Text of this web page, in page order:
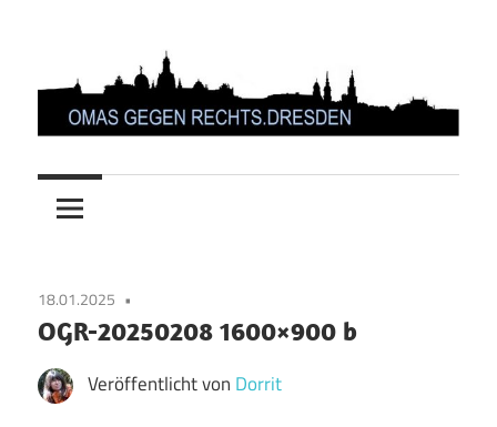
springen
OMAS
GEGEN
RECHTS.DRESDEN
18.01.2025
OGR-20250208 1600×900 b
Veröffentlicht von Dorrit